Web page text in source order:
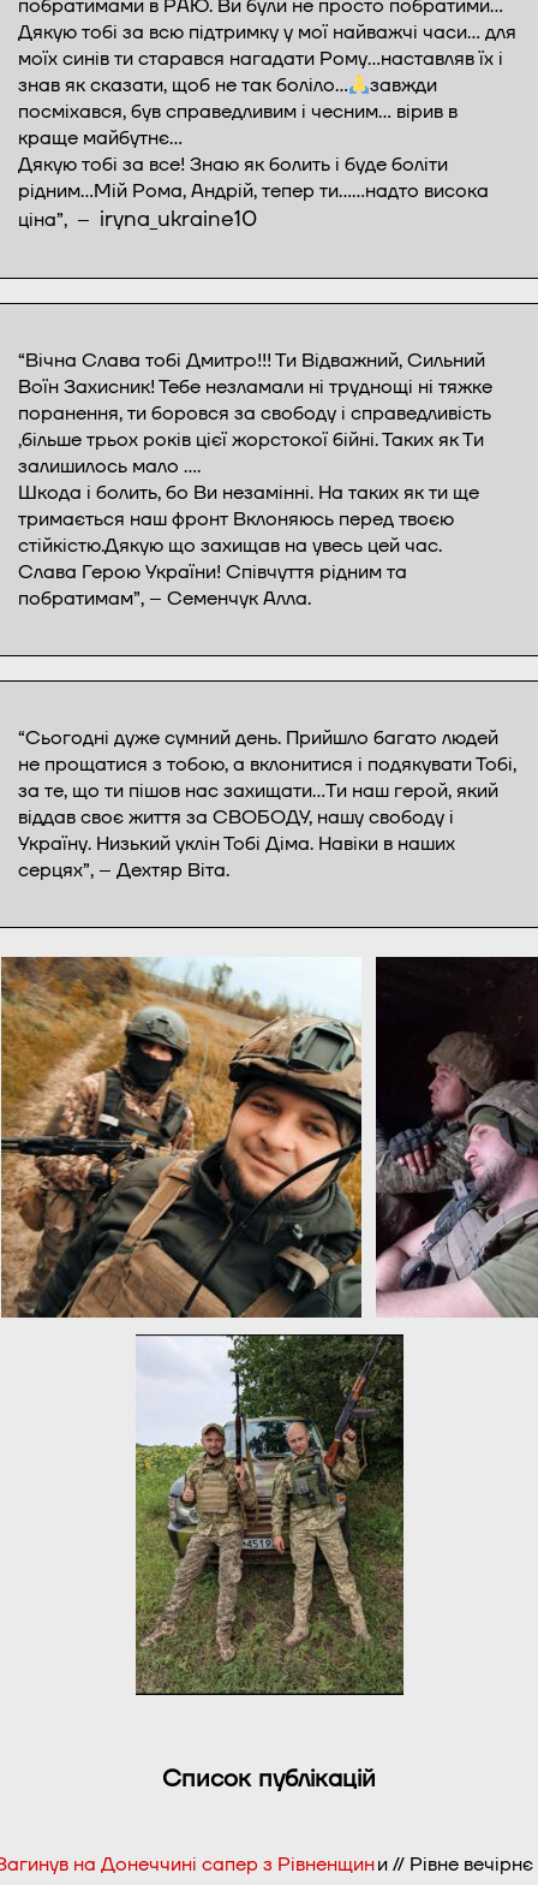
побратимами в РАЮ. Ви були не просто побратими…
Дякую тобі за всю підтримку у мої найважчі часи… для
моїх синів ти старався нагадати Рому…наставляв їх і
знав як сказати, щоб не так боліло…
завжди
посміхався, був справедливим і чесним… вірив в
краще майбутнє…
Дякую тобі за все! Знаю як болить і буде боліти
рідним…Мій Рома, Андрій, тепер ти……надто висока
ціна”, – iryna_ukraine10
“Вічна Слава тобі Дмитро!!! Ти Відважний, Сильний
Воїн Захисник! Тебе незламали ні труднощі ні тяжке
поранення, ти боровся за свободу і справедливість
,більше трьох років цієї жорстокої бійні. Таких як Ти
залишилось мало ….
Шкода і болить, бо Ви незамінні. На таких як ти ще
тримається наш фронт Вклоняюсь перед твоєю
стійкістю.Дякую що захищав на увесь цей час.
Слава Герою України! Співчуття рідним та
побратимам”, – Семенчук Алла.
“Сьогодні дуже сумний день. Прийшло багато людей
не прощатися з тобою, а вклонитися і подякувати Тобі,
за те, що ти пішов нас захищати…Ти наш герой, який
віддав своє життя за СВОБОДУ, нашу свободу і
Україну. Низький уклін Тобі Діма. Навіки в наших
серцях”, – Дехтяр Віта.
Список публікацій
на Донеччині сапер з Рівненщини // Рівне вечірнє